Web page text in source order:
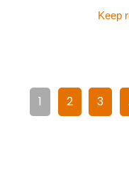
Keep
1 2 3